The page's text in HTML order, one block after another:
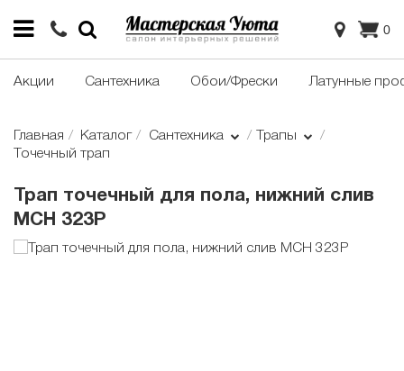
0
Акции Сантехника Обои/Фрески Латунные
Главная Каталог Сантехника
Трапы
Точечный трап
Трап точечный для пола, нижний слив
MCH 323P